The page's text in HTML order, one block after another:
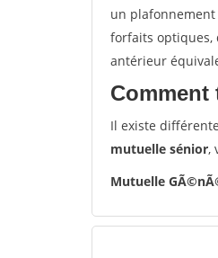
un
forfaits optiques,
antérieur
Comment
Il existe
mutuelle sénior,
Mutuelle